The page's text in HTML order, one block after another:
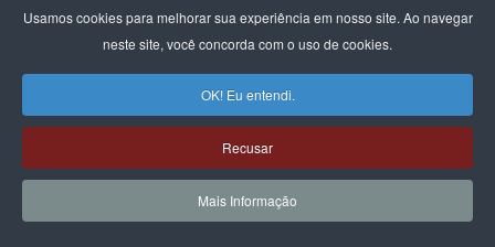
Usamos cookies para melhorar sua experiência em nosso site. Ao navegar
neste site, você concorda com o uso de cookies.
OK! Eu entendi.
Recusar
Mais Informação
FEMINISTA PARA A SUSTENTAÇÃO DA VIDA
DE SALVADOR